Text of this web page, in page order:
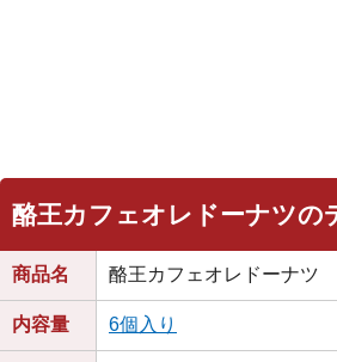
酪王カフェオレドーナツの
商品名 酪王カフェオレドーナツ
内容量 6個入り